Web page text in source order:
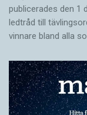
publicerades den 1
ledtråd till
vinnare bland alla